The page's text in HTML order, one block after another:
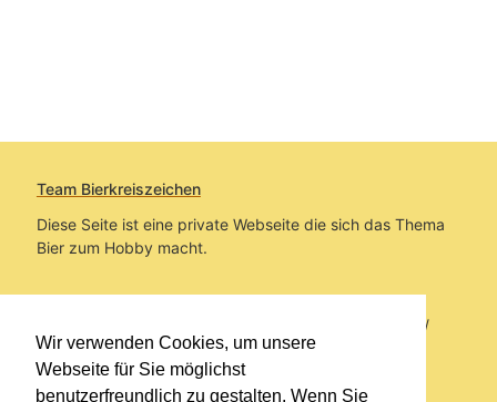
Wir verwenden Cookies, um unsere
Webseite für Sie möglichst
benutzerfreundlich zu gestalten. Wenn Sie
Team Bierkreiszeichen
Diese Seite ist eine private Webseite die sich das Thema
Bier zum Hobby macht.
Sie befinden sich auf https://www.bierkreiszeichen.at/
im Pfad:Bierkreiszeichen/Gesammelte Biere